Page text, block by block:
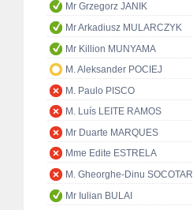
Mr Grzegorz JANIK
Mr Arkadiusz MULARCZYK
Mr Killion MUNYAMA
M. Aleksander POCIEJ
M. Paulo PISCO
M. Luís LEITE RAMOS
Mr Duarte MARQUES
Mme Edite ESTRELA
M. Gheorghe-Dinu SOCOTAR
Mr Iulian BULAI